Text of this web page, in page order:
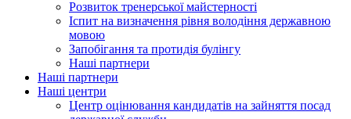
Розвиток тренерської майстерності
Іспит на визначення рівня володіння державною
мовою
Запобігання та протидія булінгу
Наші партнери
Наші партнери
Наші центри
Центр оцінювання кандидатів на зайняття посад